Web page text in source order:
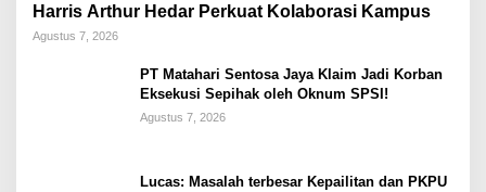
Harris Arthur Hedar Perkuat Kolaborasi Kampus
Agustus 7, 2026
PT Matahari Sentosa Jaya Klaim Jadi Korban
Eksekusi Sepihak oleh Oknum SPSI!
Agustus 7, 2026
Lucas: Masalah terbesar Kepailitan dan PKPU